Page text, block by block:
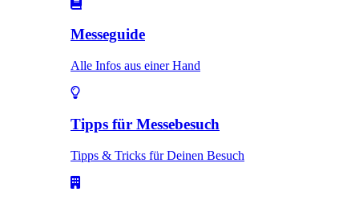
Messeguide
Alle Infos aus einer Hand
Tipps für Messebesuch
Tipps & Tricks für Deinen Besuch